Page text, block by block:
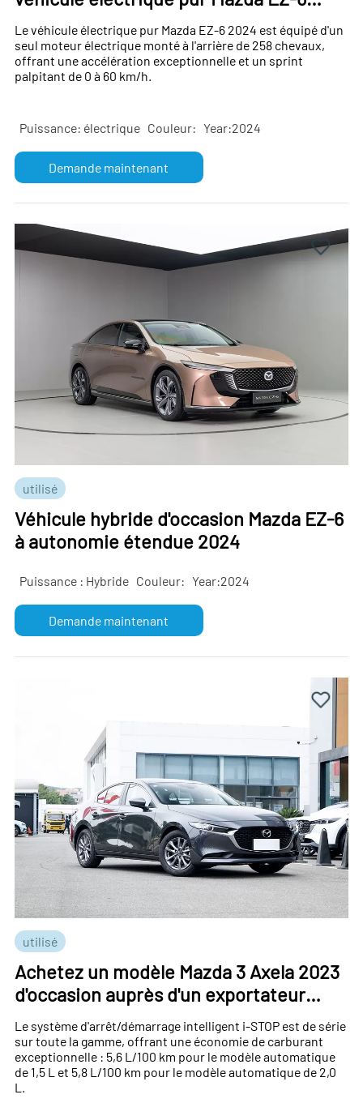
2024
Le véhicule électrique pur Mazda EZ-6 2024 est équipé d'un
seul moteur électrique monté à l'arrière de 258 chevaux,
offrant une accélération exceptionnelle et un sprint
palpitant de 0 à 60 km/h.
Puissance: électrique Couleur: Year:2024
Demande maintenant
utilisé
Véhicule hybride d'occasion Mazda EZ-6
à autonomie étendue 2024
Puissance : Hybride Couleur: Year:2024
Demande maintenant
utilisé
Achetez un modèle Mazda 3 Axela 2023
d'occasion auprès d'un exportateur
automobile chinois
Le système d'arrêt/démarrage intelligent i-STOP est de série
sur toute la gamme, offrant une économie de carburant
exceptionnelle : 5,6 L/100 km pour le modèle automatique
de 1,5 L et 5,8 L/100 km pour le modèle automatique de 2,0
L.